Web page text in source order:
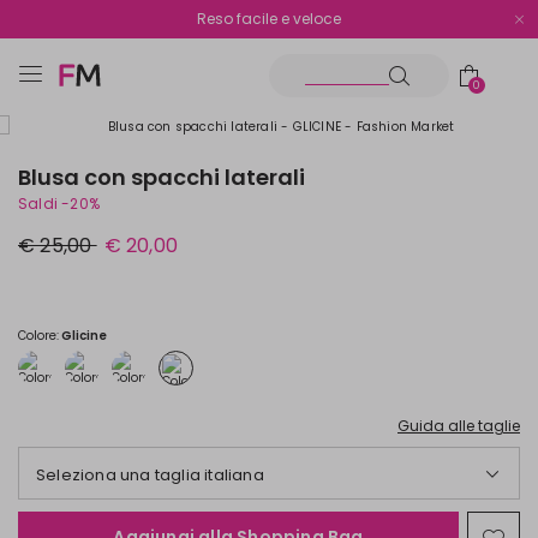
Reso facile e veloce
Spedizione gratuita oltre i €70
0
Blusa con spacchi laterali
Saldi -20%
Prezzo
originale
€ 25,00 Nuovo
prezzo
€ 20,00
Colore:Glicine
Guida alle taglie
Seleziona una taglia italiana